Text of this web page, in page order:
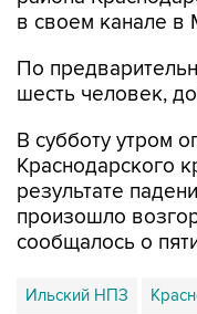
в своем канале в
По
шесть человек,
В субботу утром
Краснодарского
результате
произошло
сообщалось о
Ильский НПЗ